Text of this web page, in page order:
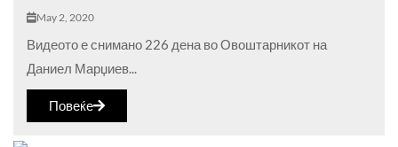
May 2, 2020
Видеото е снимано 226 дена во Овоштарникот на
Даниел Марџиев...
Повеќе